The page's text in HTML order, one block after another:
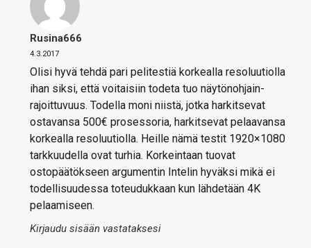
Rusina666
4.3.2017
Olisi hyvä tehdä pari pelitestiä korkealla resoluutiolla
ihan siksi, että voitaisiin todeta tuo näytönohjain-
rajoittuvuus. Todella moni niistä, jotka harkitsevat
ostavansa 500€ prosessoria, harkitsevat pelaavansa
korkealla resoluutiolla. Heille nämä testit 1920×1080
tarkkuudella ovat turhia. Korkeintaan tuovat
ostopäätökseen argumentin Intelin hyväksi mikä ei
todellisuudessa toteudukkaan kun lähdetään 4K
pelaamiseen.
Kirjaudu sisään vastataksesi